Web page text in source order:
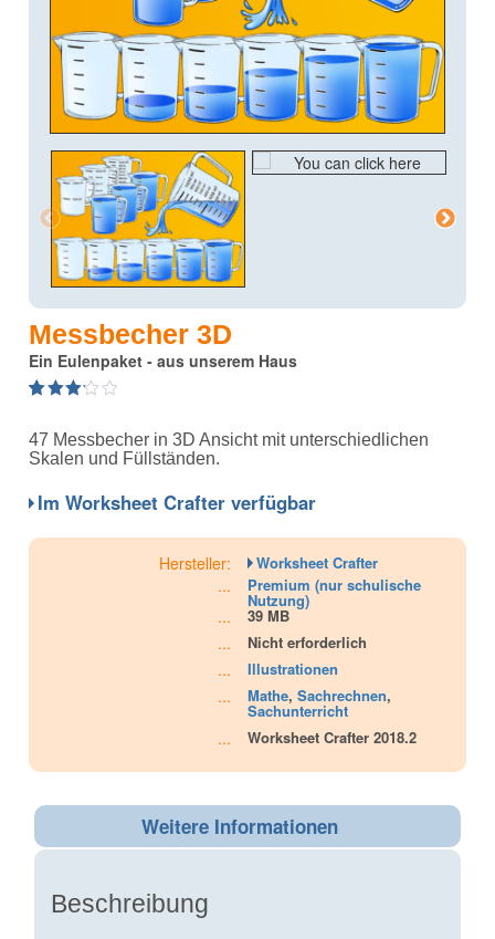
Messbecher 3D
Ein Eulenpaket - aus unserem Haus
based
on
47 Messbecher in 3D Ansicht mit unterschiedlichen
Skalen und Füllständen.
Im Worksheet Crafter verfügbar
Hersteller: Worksheet Crafter
... Premium (nur schulische
Nutzung)
... 39 MB
... Nicht erforderlich
... Illustrationen
... Mathe, Sachrechnen,
Sachunterricht
... Worksheet Crafter 2018.2
Weitere Informationen
Beschreibung